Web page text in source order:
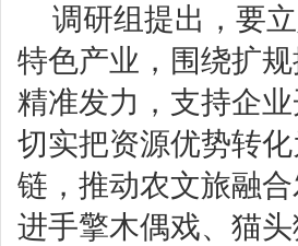
调研组提出，要
特色产业，围绕扩
精准发力，支持企
切实把资源优势转
链，推动农文旅融
进手擎木偶戏、猫